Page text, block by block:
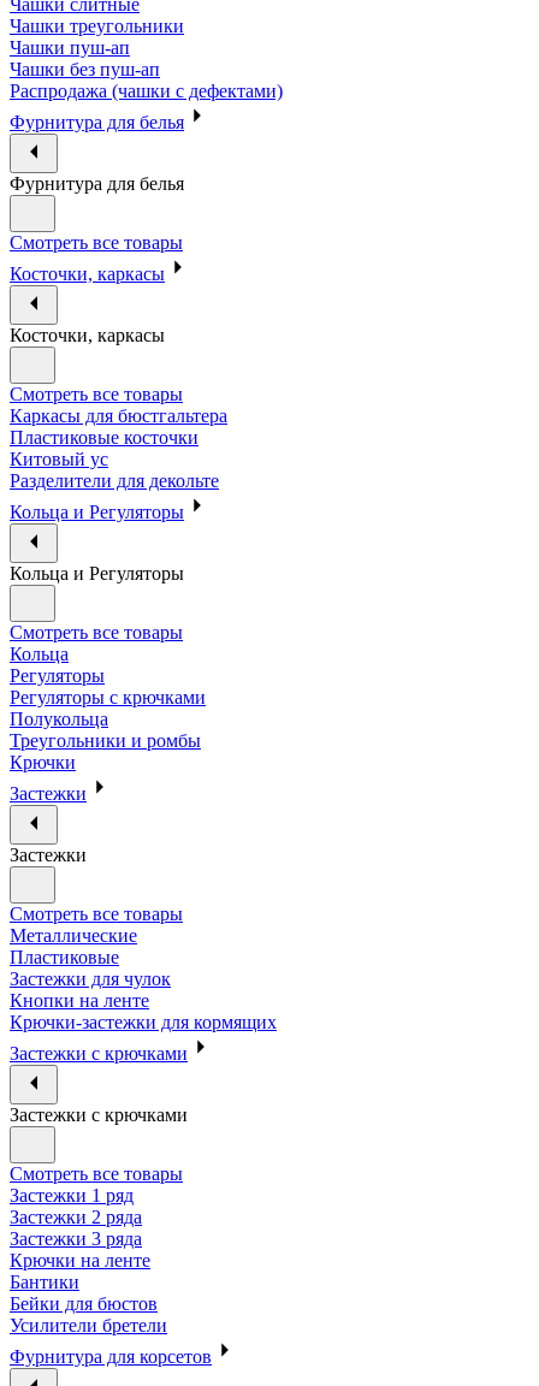
Чашки треугольники
Чашки пуш-ап
Чашки без пуш-ап
Распродажа (чашки с дефектами)
Фурнитура для белья
Фурнитура для белья
Смотреть все товары
Косточки, каркасы
Косточки, каркасы
Смотреть все товары
Каркасы для бюстгальтера
Пластиковые косточки
Китовый ус
Разделители для декольте
Кольца и Регуляторы
Кольца и Регуляторы
Смотреть все товары
Кольца
Регуляторы
Регуляторы с крючками
Полукольца
Треугольники и ромбы
Крючки
Застежки
Застежки
Смотреть все товары
Металлические
Пластиковые
Застежки для чулок
Кнопки на ленте
Крючки-застежки для кормящих
Застежки с крючками
Застежки с крючками
Смотреть все товары
Застежки 1 ряд
Застежки 2 ряда
Застежки 3 ряда
Крючки на ленте
Бантики
Бейки для бюстов
Усилители бретели
Фурнитура для корсетов